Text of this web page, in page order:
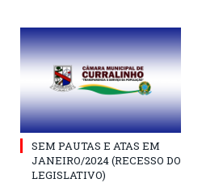
SEM PAUTAS E ATAS EM
JANEIRO/2024 (RECESSO DO
LEGISLATIVO)